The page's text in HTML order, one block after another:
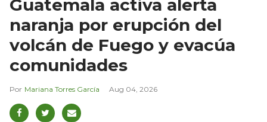
Guatemala activa alerta
naranja por erupción del
volcán de Fuego y evacúa
comunidades
Mariana Torres García Aug 04, 2026